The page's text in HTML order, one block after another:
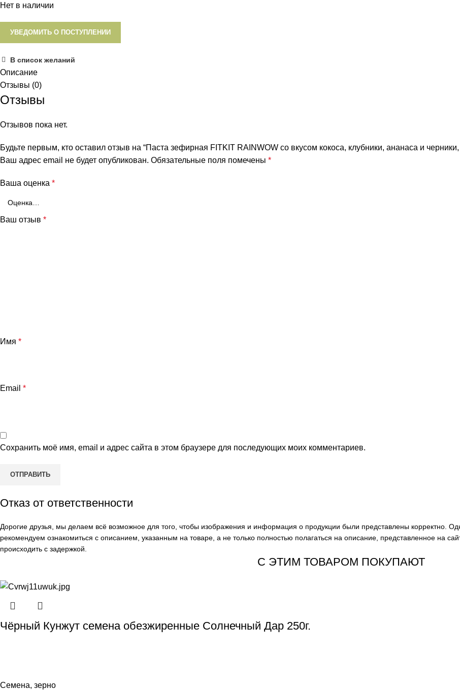
Нет в наличии
УВЕДОМИТЬ О ПОСТУПЛЕНИИ
В список желаний
Описание
Отзывы (0)
Отзывы
Отзывов пока нет.
Будьте первым, кто оставил отзыв на “Паста зефирная FITKIT RAINWOW со вкусом кокоса, клубники, ананаса и черники,
Ваш адрес email не будет опубликован. Обязательные поля помечены *
Ваша оценка *
Ваш отзыв *
Имя *
Email *
Сохранить моё имя, email и адрес сайта в этом браузере для последующих моих комментариев.
Отказ от ответственности
Дорогие друзья, мы делаем всё возможное для того, чтобы изображения и информация о продукции были представлены корректно.
рекомендуем ознакомиться с описанием, указанным на товаре, а не только полностью полагаться на описание, представленное на
происходить с задержкой.
С ЭТИМ ТОВАРОМ ПОКУПАЮТ
Чёрный Кунжут семена обезжиренные Солнечный Дар 250г.
Семена, зерно